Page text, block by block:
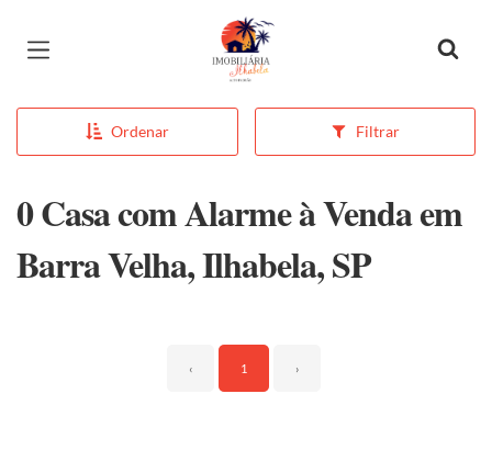
Página inicial
Ordenar Filtrar
0 Casa com Alarme à Venda em
Barra Velha, Ilhabela, SP
‹ 1 ›